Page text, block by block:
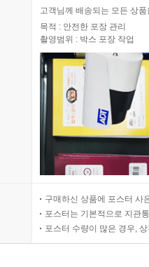
고객님께 배송되는 모든 상
목적 : 안전한 포장 관리
촬영범위 : 박스 포장 작업
구매하신 상품에 포스터 사
포스터는 기본적으로 지관
포스터 수량이 많은 경우,